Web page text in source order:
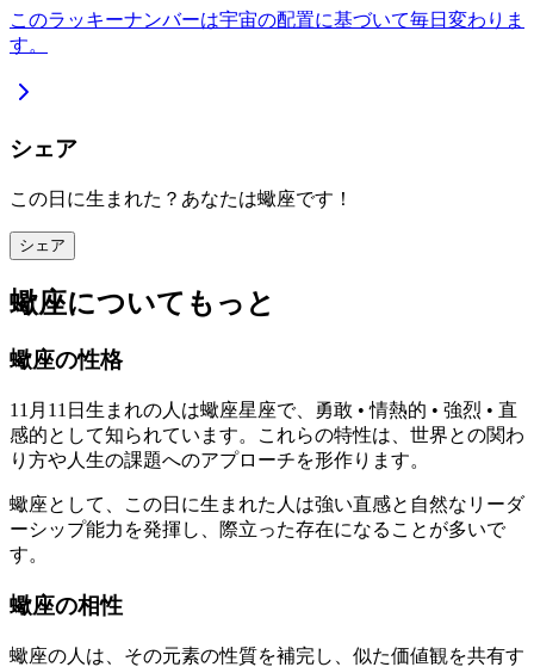
このラッキーナンバーは宇宙の配置に基づいて毎日変わりま
す。
シェア
この日に生まれた？あなたは蠍座です！
シェア
蠍座についてもっと
蠍座の性格
11月11日生まれの人は蠍座星座で、勇敢 • 情熱的 • 強烈 • 直
感的として知られています。これらの特性は、世界との関わ
り方や人生の課題へのアプローチを形作ります。
蠍座として、この日に生まれた人は強い直感と自然なリーダ
ーシップ能力を発揮し、際立った存在になることが多いで
す。
蠍座の相性
蠍座の人は、その元素の性質を補完し、似た価値観を共有す